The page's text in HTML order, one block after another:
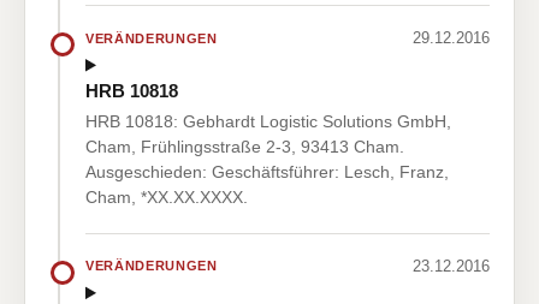
VERÄNDERUNGEN 29.12.2016
HRB 10818
HRB 10818: Gebhardt Logistic Solutions GmbH,
Cham, Frühlingsstraße 2-3, 93413 Cham.
Ausgeschieden: Geschäftsführer: Lesch, Franz,
Cham, *XX.XX.XXXX.
VERÄNDERUNGEN 23.12.2016